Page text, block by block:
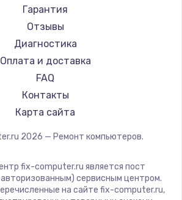
Гарантия
Отзывы
Диагностика
Оплата и доставка
FAQ
Контакты
Карта сайта
2026 — Ремонт компьютеров.
fix-computer.ru является пост
сервисным центром.
на сайте fix-computer.ru,